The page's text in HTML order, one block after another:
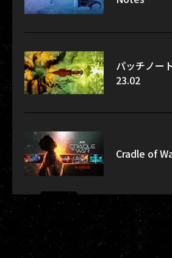
パッチノー
23.02
Cradle of